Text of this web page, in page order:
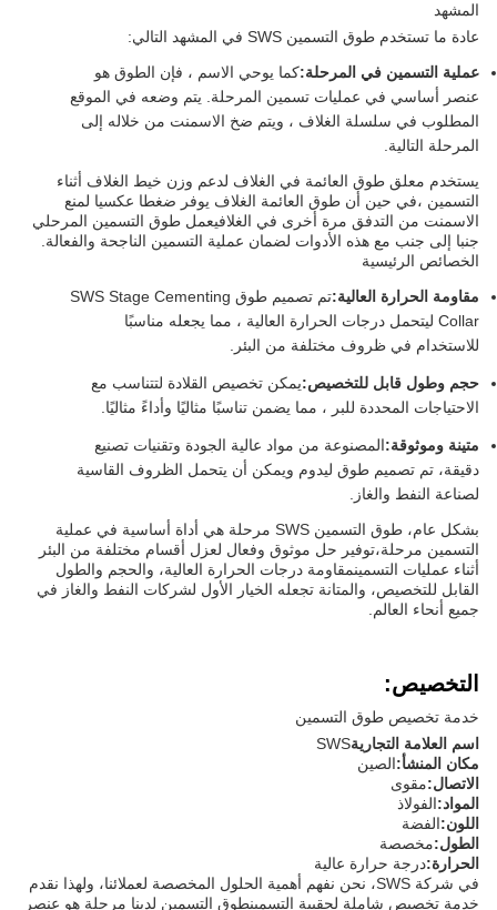
المشهد
عادة ما تستخدم طوق التسمين SWS في المشهد التالي:
عملية التسمين في المرحلة:كما يوحي الاسم ، فإن الطوق هو
عنصر أساسي في عمليات تسمين المرحلة. يتم وضعه في الموقع
المطلوب في سلسلة الغلاف ، ويتم ضخ الاسمنت من خلاله إلى
المرحلة التالية.
يستخدم معلق طوق العائمة في الغلاف لدعم وزن خيط الغلاف أثناء
التسمين ،في حين أن طوق العائمة الغلاف يوفر ضغطا عكسيا لمنع
الاسمنت من التدفق مرة أخرى في الغلافيعمل طوق التسمين المرحلي
جنبا إلى جنب مع هذه الأدوات لضمان عملية التسمين الناجحة والفعالة.
الخصائص الرئيسية
مقاومة الحرارة العالية:
تم تصميم طوق SWS Stage Cementing
Collar ليتحمل درجات الحرارة العالية ، مما يجعله مناسبًا
للاستخدام في ظروف مختلفة من البئر.
حجم وطول قابل للتخصيص:يمكن تخصيص القلادة لتتناسب مع
الاحتياجات المحددة للبر ، مما يضمن تناسبًا مثاليًا وأداءً مثاليًا.
متينة وموثوقة:المصنوعة من مواد عالية الجودة وتقنيات تصنيع
دقيقة، تم تصميم طوق ليدوم ويمكن أن يتحمل الظروف القاسية
لصناعة النفط والغاز.
بشكل عام، طوق التسمين SWS مرحلة هي أداة أساسية في عملية
التسمين مرحلة،توفير حل موثوق وفعال لعزل أقسام مختلفة من البئر
أثناء عمليات التسمينمقاومة درجات الحرارة العالية، والحجم والطول
القابل للتخصيص، والمتانة تجعله الخيار الأول لشركات النفط والغاز في
جميع أنحاء العالم.
التخصيص:
خدمة تخصيص طوق التسمين
اسم العلامة التجاريةSWS
مكان المنشأ:الصين
الاتصال:مقوى
المواد:الفولاذ
اللون:الفضة
الطول:مخصصة
الحرارة:درجة حرارة عالية
في شركة SWS، نحن نفهم أهمية الحلول المخصصة لعملائنا، ولهذا نقدم
خدمة تخصيص شاملة لحقيبة التسمينطوق التسمين لدينا مرحلة هو عنصر